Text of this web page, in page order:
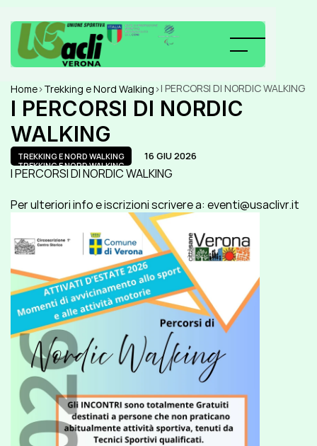
Home>Trekking e Nord Walking >I PERCORSI DI NORDIC WALKING
I PERCORSI DI NORDIC
WALKING
TREKKING E NORD WALKING
TREKKING E NORD WALKING
16 GIU 2026
I PERCORSI DI NORDIC WALKING
Per ulteriori info e iscrizioni scrivere a: eventi@usaclivr.it